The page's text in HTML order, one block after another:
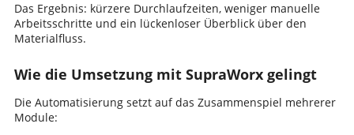
Das Ergebnis: kürzere Durchlaufzeiten, weniger manuelle
Arbeitsschritte und ein lückenloser Überblick über den
Materialfluss.
Wie die Umsetzung mit SupraWorx gelingt
Die Automatisierung setzt auf das Zusammenspiel mehrerer
Module: